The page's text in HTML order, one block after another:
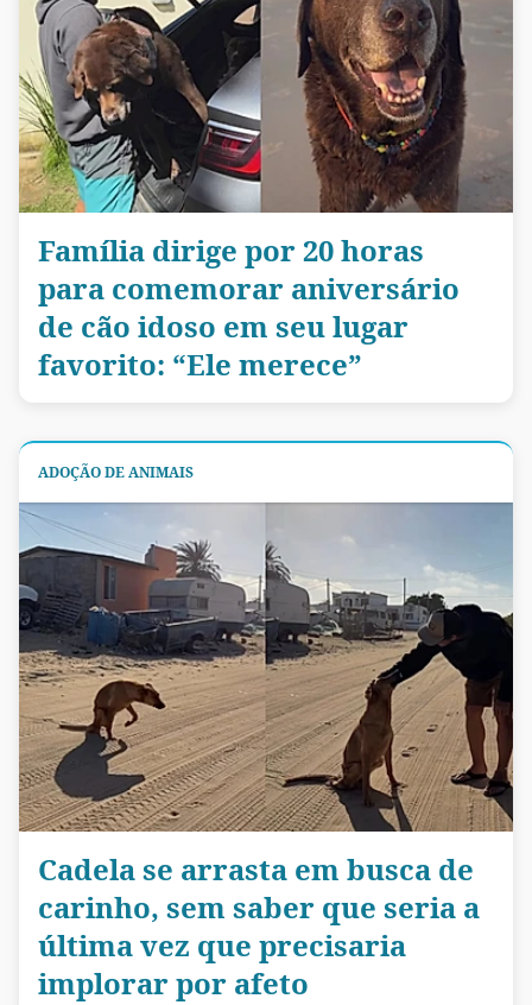
Família dirige por 20 horas
para comemorar aniversário
de cão idoso em seu lugar
favorito: “Ele merece”
ADOÇÃO DE ANIMAIS
Cadela se arrasta em busca de
carinho, sem saber que seria a
última vez que precisaria
implorar por afeto